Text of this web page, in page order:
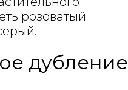
розоватый
дубление